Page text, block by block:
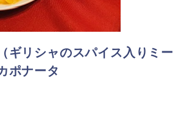
ギリシャのスパイス入りミー
ポナータ